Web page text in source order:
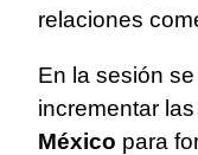
relaciones
En la sesión
incrementar las
México para